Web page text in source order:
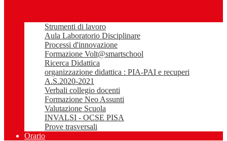
Strumenti di lavoro
Aula Laboratorio Disciplinare
Processi d'innovazione
Formazione Volt@smartschool
Ricerca Didattica
organizzazione didattica : PIA-PAI e recuperi
A.S.2020-2021
Verbali collegio docenti
Formazione Neo Assunti
Valutazione Scuola
INVALSI - OCSE PISA
Prove trasversali
Orario